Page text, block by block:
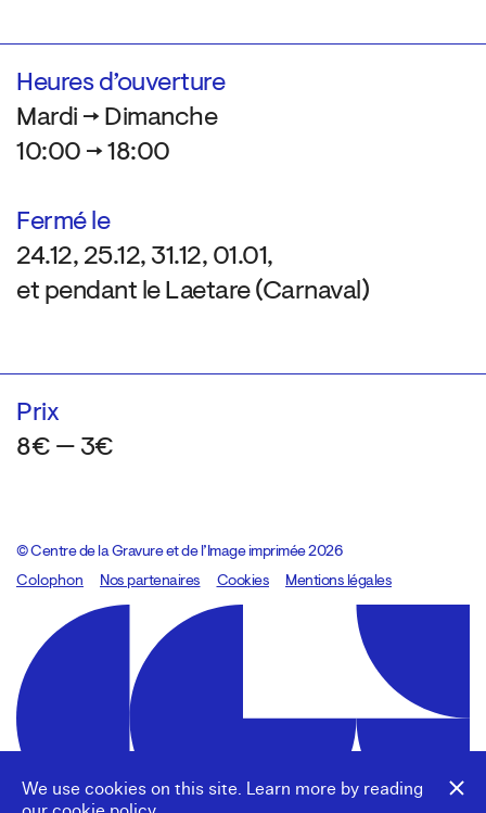
We use cookies on this site. Learn more by reading
Heures d’ouverture
Mardi → Dimanche
10:00 → 18:00
Fermé le
24.12, 25.12, 31.12, 01.01,
et pendant le Laetare (Carnaval)
Prix
8€ — 3€
© Centre de la Gravure et de l’Image imprimée 2026
Colophon
Design:Marcel Kaczmarek, code:8080.studio
Nos partenaires Cookies Mentions légales